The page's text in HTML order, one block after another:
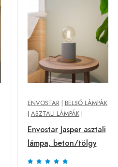
ENVOSTAR| BELSŐ LÁMPÁK
| ASZTALI LÁMPÁK|
Envostar Jasper asztali
lámpa, beton/tölgy